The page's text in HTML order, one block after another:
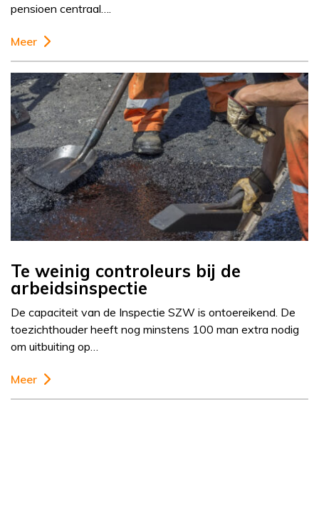
pensioen centraal….
Meer
Te weinig controleurs bij de
arbeidsinspectie
De capaciteit van de Inspectie SZW is ontoereikend. De
toezichthouder heeft nog minstens 100 man extra nodig
om uitbuiting op…
Meer